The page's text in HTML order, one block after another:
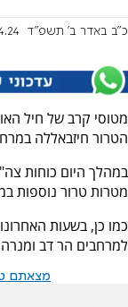
כ"ב באדר ב׳ תשפ"ד 19:58
מטוסי קרב של חיל
הטרור חיזבאללה
במהלך היום כוחות
מטרות טרור נוספות
כמו כן, בשעות
למרחבים הר דב
מצאתם